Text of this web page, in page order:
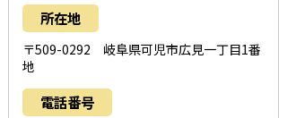
所在地
〒509-0292 岐阜県可児市広見一丁目1番
地
電話番号